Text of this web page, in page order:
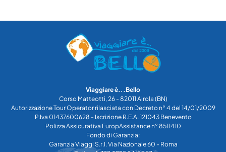
Viaggiare è...Bello
Corso Matteotti, 26 - 82011 Airola (BN)
Autorizzazione Tour Operator rilasciata con Decreto n° 4 del 14/01/2009
P.Iva 01437600628 - Iscrizione R.E.A. 121043 Benevento
Polizza Assicurativa EuropAssistance n° 8511410
Fondo di Garanzia:
Garanzia Viaggi S.r.l. Via Nazionale 60 - Roma